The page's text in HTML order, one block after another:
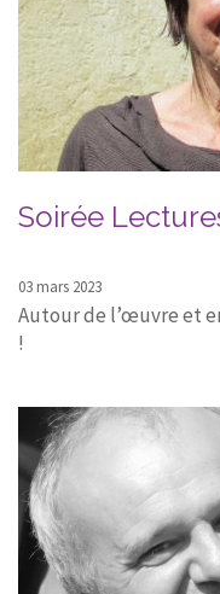
RECHERCHER
CONTACT
Soirée
03 mars 2023
Autour de l’œuvre et
!